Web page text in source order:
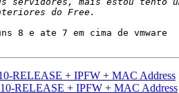
8 e ate 7 em cima de vmware
RELEASE + IPFW + MAC Address
RELEASE + IPFW + MAC Address